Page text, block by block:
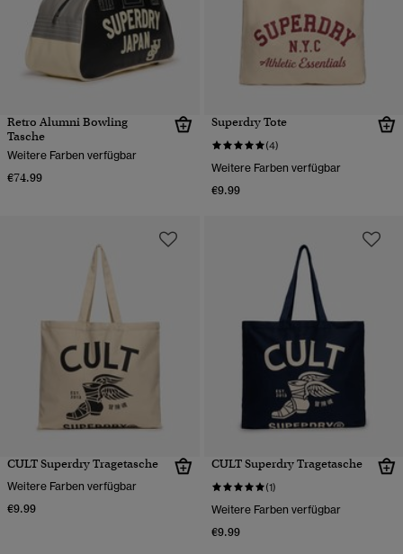
Retro Alumni Bowling
Tasche
Weitere Farben verfügbar
€74.99
Superdry Tote
(4)
Weitere Farben verfügbar
€9.99
CULT Superdry Tragetasche
Weitere Farben verfügbar
€9.99
CULT Superdry Tragetasche
(1)
Weitere Farben verfügbar
€9.99